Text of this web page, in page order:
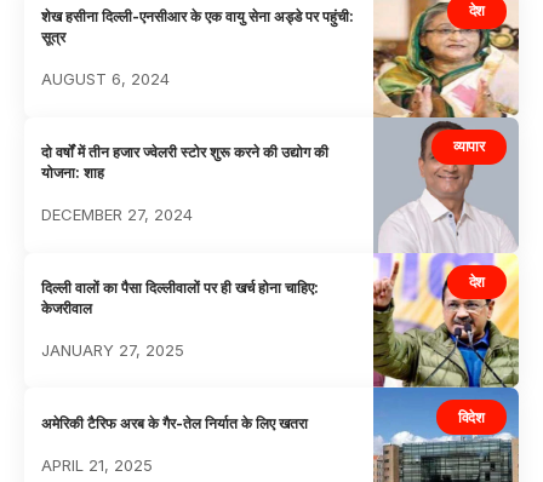
देश
शेख हसीना दिल्ली-एनसीआर के एक वायु सेना अड्डे पर पहुंची:
सूत्र
AUGUST 6, 2024
व्यापार
दो वर्षाें में तीन हजार ज्वेलरी स्टोर शुरू करने की उद्योग की
योजना: शाह
DECEMBER 27, 2024
देश
दिल्ली वालों का पैसा दिल्लीवालों पर ही खर्च होना चाहिए:
केजरीवाल
JANUARY 27, 2025
विदेश
अमेरिकी टैरिफ अरब के गैर-तेल निर्यात के लिए खतरा
APRIL 21, 2025